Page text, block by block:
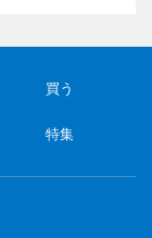
買う
特集